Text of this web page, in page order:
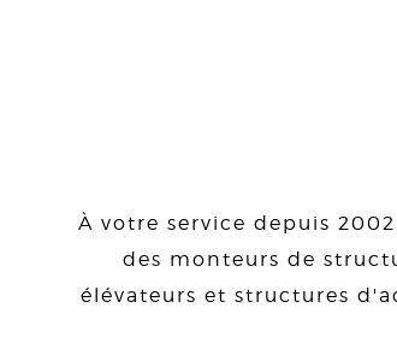
À votre service depuis
des monteurs de
élévateurs et structures